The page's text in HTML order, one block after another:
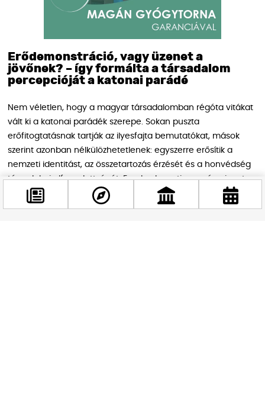
Erődemonstráció, vagy üzenet a
jövőnek? – így formálta a társadalom
percepcióját a katonai parádé
Nem véletlen, hogy a magyar társadalomban régóta vitákat
vált ki a katonai parádék szerepe. Sokan puszta
erőfitogtatásnak tartják az ilyesfajta bemutatókat, mások
szerint azonban nélkülözhetetlenek: egyszerre erősítik a
nemzeti identitást, az összetartozás érzését és a honvédség
társadalmi elfogadottságát. Ez a budapesti esemény is azt
mutatta, hogy a katonai hagyományok ápolása, az új
altisztek nyilvános eskütétele és a modern haditechnika